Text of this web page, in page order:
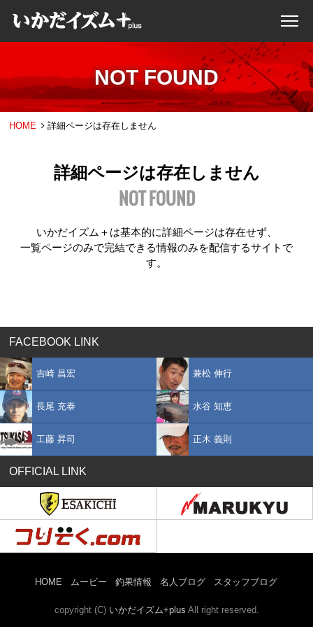
NOT FOUND
HOME 詳細ページは存在しません
詳細ページは存在しません
NOT FOUND
いかだイズム＋は基本的に詳細ページは存在せず、
一覧ページのみで完結できる情報のみを配信するサイトで
す。
FACEBOOK LINK
吉崎 昌宏 兼松 伸行
長尾 充泰 水谷 知恵
工藤 昇司 正木 義則
OFFICIAL LINK
HOME ムービー 釣果情報 名人ブログ スタッフブログ
copyright (C) いかだイズム+plus All right reserved.